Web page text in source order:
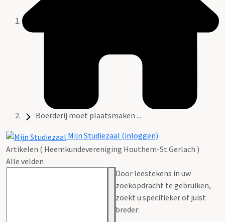
Boerderij moet plaatsmaken ...
Mijn Studiezaal (inloggen)
Artikelen ( Heemkundevereniging Houthem-St.Gerlach )
Alle velden
Door leestekens in uw
zoekopdracht te gebruiken,
zoekt u specifieker of juist
breder: